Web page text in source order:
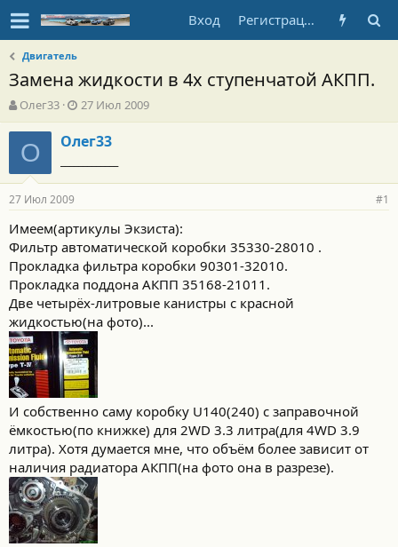
Вход Регистрация
Двигатель
Замена жидкости в 4х ступенчатой АКПП.
А
в
т
о
т
е
м
ы
Олег33
Д
а
т
а
н
а
а
л
а
27 Июл 2009
О Олег33
27 Июл 2009 #1
Имеем(артикулы Экзиста):
Фильтр автоматической коробки 35330-28010 .
Прокладка фильтра коробки 90301-32010.
Прокладка поддона АКПП 35168-21011.
Две четырёх-литровые канистры с красной
жидкостью(на фото)...
И собственно саму коробку U140(240) с заправочной
ёмкостью(по книжке) для 2WD 3.3 литра(для 4WD 3.9
литра). Хотя думается мне, что объём более зависит от
наличия радиатора АКПП(на фото она в разрезе).